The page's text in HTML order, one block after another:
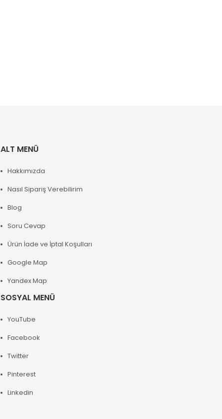
ALT MENÜ
Hakkımızda
Nasıl Sipariş Verebilirim
Blog
Soru Cevap
Ürün İade ve İptal Koşulları
Google Map
Yandex Map
SOSYAL MENÜ
YouTube
Facebook
Twitter
Pinterest
Linkedin